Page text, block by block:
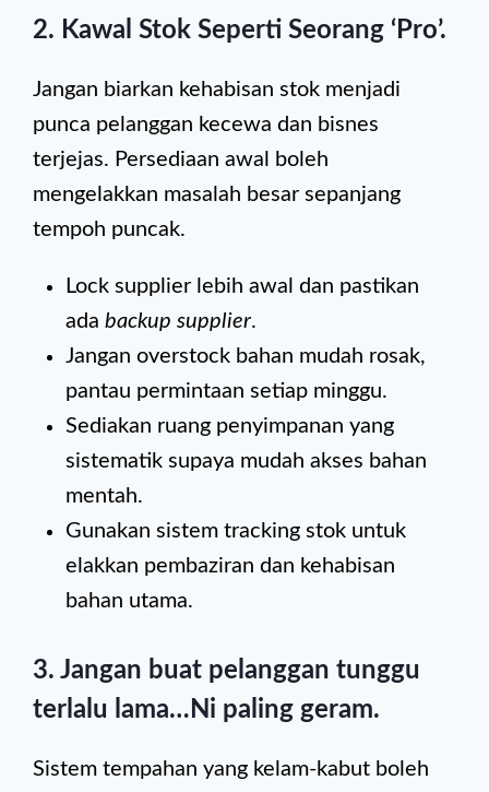
2. Kawal Stok Seperti Seorang ‘Pro’.
Jangan biarkan kehabisan stok menjadi
punca pelanggan kecewa dan bisnes
terjejas. Persediaan awal boleh
mengelakkan masalah besar sepanjang
tempoh puncak.
Lock supplier lebih awal dan pastikan
ada backup supplier.
Jangan overstock bahan mudah rosak,
pantau permintaan setiap minggu.
Sediakan ruang penyimpanan yang
sistematik supaya mudah akses bahan
mentah.
Gunakan sistem tracking stok untuk
elakkan pembaziran dan kehabisan
bahan utama.
3. Jangan buat pelanggan tunggu
terlalu lama…Ni paling geram.
Sistem tempahan yang kelam-kabut boleh